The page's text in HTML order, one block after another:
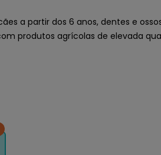
a partir dos 6 anos, dentes e
produtos agrícolas de elevada